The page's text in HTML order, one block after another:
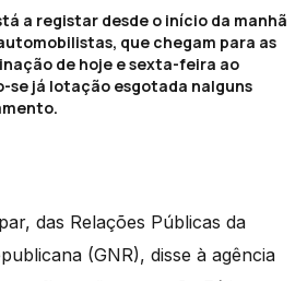
a registar desde o início da manhã
que chegam para as
de hoje e sexta-feira ao
se já lotação esgotada nalguns
das Relações Públicas da
(GNR), disse à agência